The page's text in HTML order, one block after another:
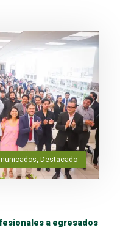
Destacado
a egresados